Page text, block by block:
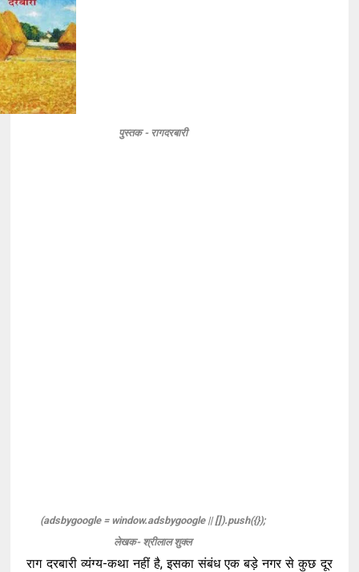
पुस्तक - रागदरबारी
लेखक- श्रीलाल शुक्ल
राग दरबारी व्यंग्य-कथा नहीं है,इसका संबंध एक बड़े नगर से कुछ दूर